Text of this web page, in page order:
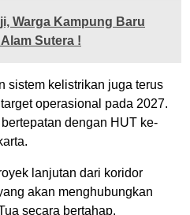
Warga Kampung Baru
Sutera !
sistem kelistrikan juga terus
operasional pada 2027.
dengan HUT ke-
lanjutan dari koridor
akan menghubungkan
secara bertahap.